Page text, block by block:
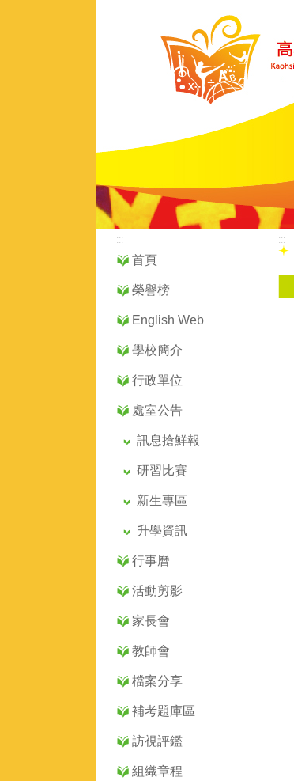
:::
首頁
榮譽榜
English Web
學校簡介
行政單位
處室公告
訊息搶鮮報
研習比賽
新生專區
升學資訊
行事曆
活動剪影
家長會
教師會
檔案分享
補考題庫區
訪視評鑑
組織章程
:::